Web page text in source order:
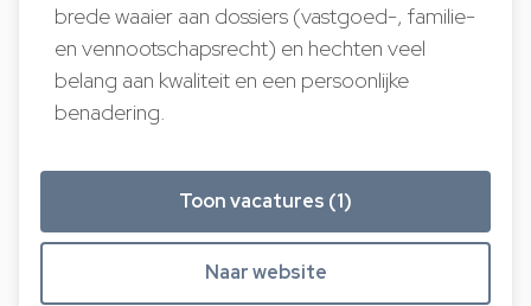
brede waaier aan dossiers (vastgoed-, familie-
en vennootschapsrecht) en hechten veel
belang aan kwaliteit en een persoonlijke
benadering.
Toon vacatures (1)
Naar website